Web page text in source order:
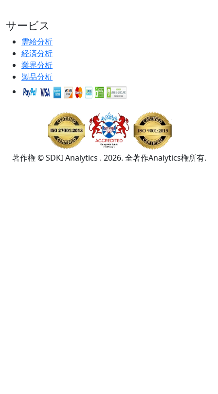
サービス
需給分析
経済分析
業界分析
製品分析
著作権 © SDKI Analytics . 2026. 全著作Analytics権所有.